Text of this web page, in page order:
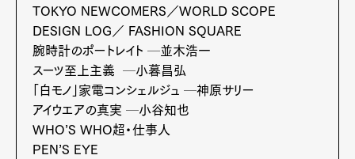
Pen Meet
Pen international Pen tw
TOKYO NEWCOMERS／WORLD SCOPE
DESIGN LOG／ FASHION SQUARE
腕時計のポートレイト ─並木浩一
スーツ至上主義 ─小暮昌弘
「白モノ」家電コンシェルジュ ─神原サリー
アイウエアの真実 ─小谷知也
WHO’S WHO超・仕事人
PEN’S EYE